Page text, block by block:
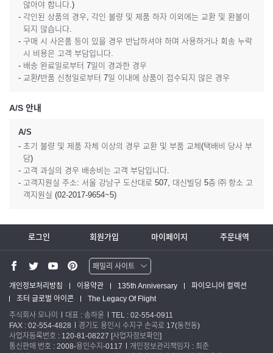
않아야 합니다.)
- 각인된 상품의 경우, 각인 불량 및 제품 하자 이외에는 교환 및 환불이
되지 않습니다.
- 구매 시 사은품 등이 있을 경우 반납하셔야 하며 사용하거나 회송 누락
시 비용은 고객 부담입니다.
- 배송 완료일로부터 7일이 경과한 경우
- 교환/반품 신청일로부터 7일 이내에 상품이 접수되지 않은 경우
A/S 안내
A/S
- 초기 불량 및 제품 자체 이상의 경우 교환 및 부품 교체(택배비 당사 부
담)
- 고객 과실의 경우 배송비는 고객 부담입니다.
- 고객지원실 주소: 서울 강남구 도산대로 507, 대신빌딩 5층 ㈜ 항소 고
객지원실 (02-2017-9654~5)
로그인 회원가입 마이페이지 주문내역
패밀리 사이트
워터맨 쇼핑몰
파카 글로벌
개인정보처리방침 이용약관 135th Anniversary
파이오니어 컬렉션
조터 글로벌 아이콘
The Legacy Of Flight
주식회사 모나미
대표 : 송하윤
TEL : 02-554-0911
FAX : 02-554-4828
경기도 용인시 수지구 손곡로 17(동천동)
사업자등록번호 : 120-81-08227 [사업자정보확인]
통신판매 번호 : 2008-용인수지-0117
개인정보관리책임자 : 최준